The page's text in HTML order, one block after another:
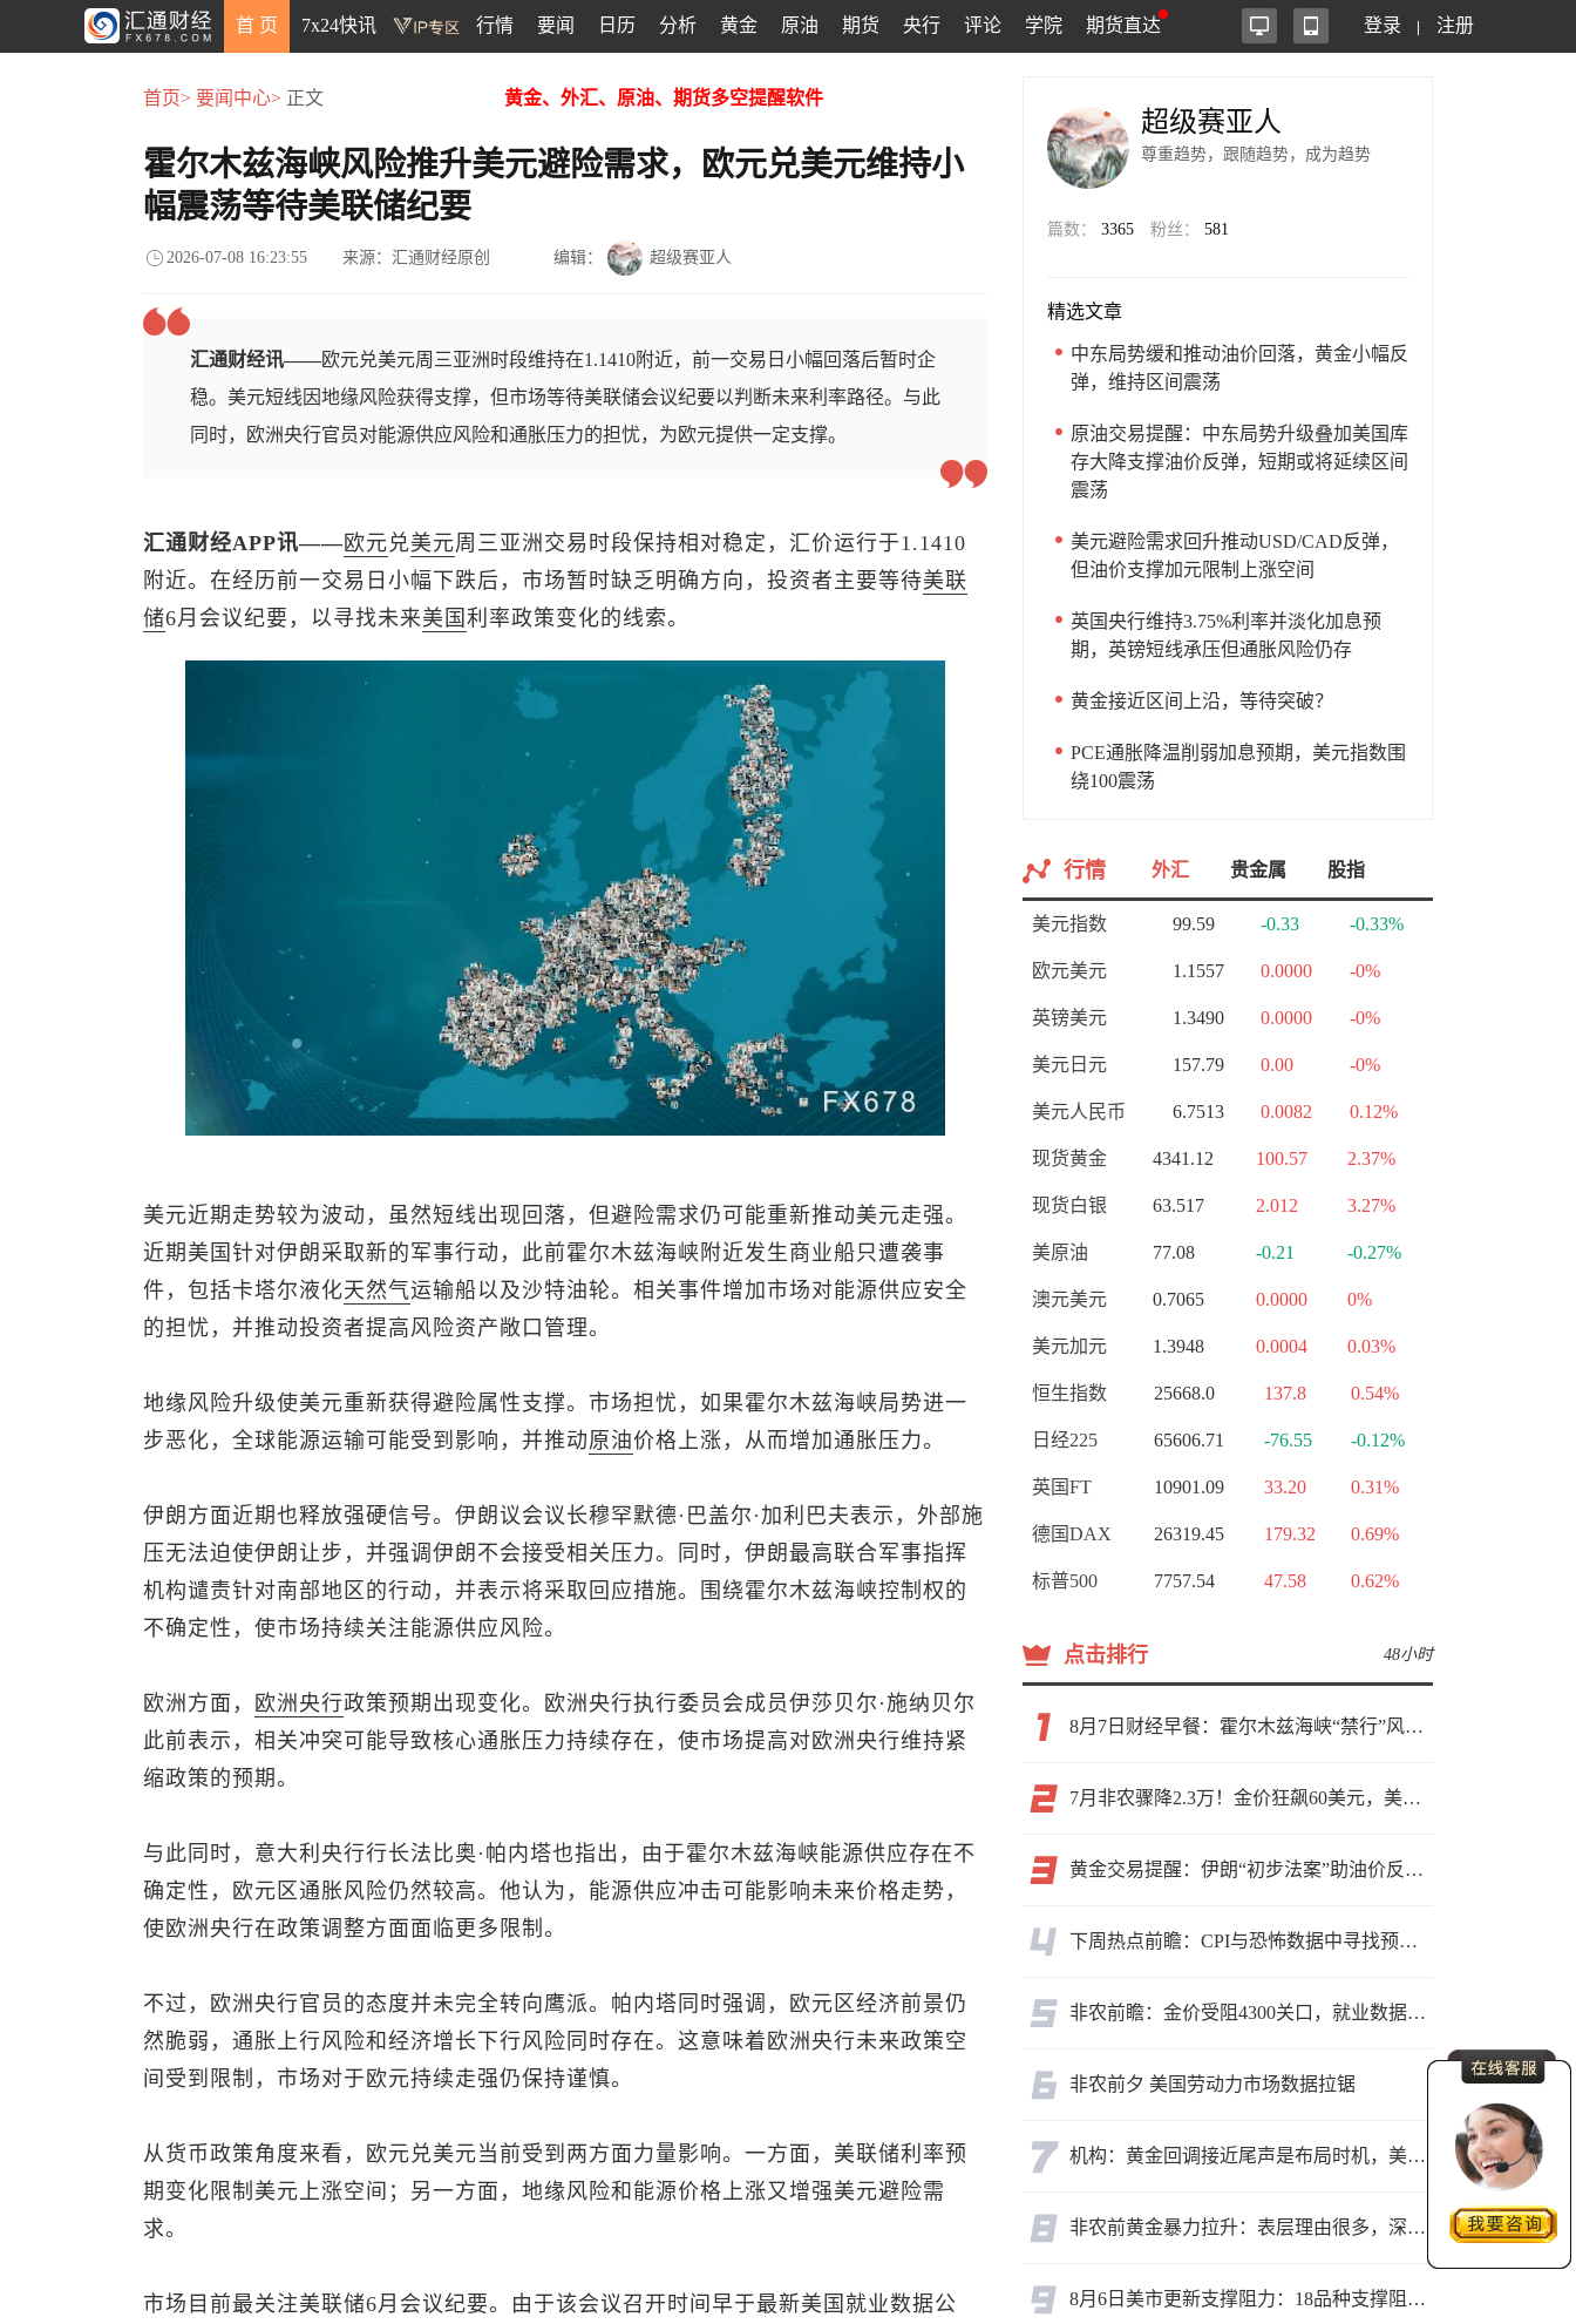
首 页 7x24快讯 行情 要闻 日历 分析 黄金 原油 期货 央行 评论 学院 期货直达 登录 注册
首页> 要闻中心> 正文 黄金、外汇、原油、期货多空提醒软件
霍尔木兹海峡风险推升美元避险需求，欧元兑美元维持小
幅震荡等待美联储纪要
2026-07-08 16:23:55 来源：汇通财经原创 编辑： 超级赛亚人
汇通财经讯——欧元兑美元周三亚洲时段维持在1.1410附近，前一交易日小幅回落后暂时企
稳。美元短线因地缘风险获得支撑，但市场等待美联储会议纪要以判断未来利率路径。与此
同时，欧洲央行官员对能源供应风险和通胀压力的担忧，为欧元提供一定支撑。
汇通财经APP讯——欧元兑美元周三亚洲交易时段保持相对稳定，汇价运行于1.1410
附近。在经历前一交易日小幅下跌后，市场暂时缺乏明确方向，投资者主要等待美联
储6月会议纪要，以寻找未来美国 利率政策变化的线索。
美元近期走势较为波动，虽然短线出现回落，但避险需求仍可能重新推动美元走强。
近期美国针对伊朗采取新的军事行动，此前霍尔木兹海峡附近发生商业船只遭袭事
件，包括卡塔尔液化天然气运输船以及沙特油轮。相关事件增加市场对能源供应安全
的担忧，并推动投资者提高风险资产敞口管理。
地缘风险升级使美元重新获得避险属性支撑。市场担忧，如果霍尔木兹海峡局势进一
步恶化，全球能源运输可能受到影响，并推动原油价格上涨，从而增加通胀压力。
伊朗方面近期也释放强硬信号。伊朗议会议长穆罕默德·巴盖尔·加利巴夫表示，外部施
压无法迫使伊朗让步，并强调伊朗不会接受相关压力。同时，伊朗最高联合军事指挥
机构谴责针对南部地区的行动，并表示将采取回应措施。围绕霍尔木兹海峡控制权的
不确定性，使市场持续关注能源供应风险。
欧洲方面， 欧洲央行政策预期出现变化。欧洲央行执行委员会成员伊莎贝尔·施纳贝尔
此前表示，相关冲突可能导致核心通胀压力持续存在，使市场提高对欧洲央行维持紧
缩政策的预期。
与此同时，意大利央行行长法比奥·帕内塔也指出，由于霍尔木兹海峡能源供应存在不
确定性，欧元区通胀风险仍然较高。他认为，能源供应冲击可能影响未来价格走势，
使欧洲央行在政策调整方面面临更多限制。
不过，欧洲央行官员的态度并未完全转向鹰派。帕内塔同时强调，欧元区经济前景仍
然脆弱，通胀上行风险和经济增长下行风险同时存在。这意味着欧洲央行未来政策空
间受到限制，市场对于欧元持续走强仍保持谨慎。
从货币政策角度来看， 欧元兑美元当前受到两方面力量影响。一方面，美联储利率预
期变化限制美元上涨空间；另一方面，地缘风险和能源价格上涨又增强美元避险需
求。
市场目前最关注美联储6月会议纪要。由于该会议召开时间早于最新美国就业数据公
超级赛亚人
尊重趋势，跟随趋势，成为趋势
篇数： 3365 粉丝： 581
精选文章
中东局势缓和推动油价回落，黄金小幅反
弹，维持区间震荡
原油交易提醒：中东局势升级叠加美国库
存大降支撑油价反弹，短期或将延续区间
震荡
美元避险需求回升推动USD/CAD反弹，
但油价支撑加元限制上涨空间
英国央行维持3.75%利率并淡化加息预
期，英镑短线承压但通胀风险仍存
黄金接近区间上沿，等待突破？
PCE通胀降温削弱加息预期，美元指数围
绕100震荡
行情 外汇 贵金属 股指
美元指数 99.59 -0.33 -0.33%
欧元美元 1.1557 0.0000 -0%
英镑美元 1.3490 0.0000 -0%
美元日元 157.79 0.00 -0%
美元人民币 6.7513 0.0082 0.12%
现货黄金 4341.12 100.57 2.37%
现货白银 63.517 2.012 3.27%
美原油 77.08 -0.21 -0.27%
澳元美元 0.7065 0.0000 0%
美元加元 1.3948 0.0004 0.03%
恒生指数 25668.0 137.8 0.54%
日经225 65606.71 -76.55 -0.12%
英国FT 10901.09 33.20 0.31%
德国DAX 26319.45 179.32 0.69%
标普500 7757.54 47.58 0.62%
点击排行 48小时
8月7日财经早餐：霍尔木兹海峡“禁行”风波再起，油价急涨金价承压，非农夜市场博弈加剧
7月非农骤降2.3万！金价狂飙60美元，美联储9月加息预期瞬间崩塌
黄金交易提醒：伊朗“初步法案”助油价反弹逾3%，金价小幅承压，非农重磅来袭！
下周热点前瞻：CPI与恐怖数据中寻找预期差
非农前瞻：金价受阻4300关口，就业数据是“火上浇油”还是“釜底抽薪”？
非农前夕 美国劳动力市场数据拉锯
机构：黄金回调接近尾声是布局时机，美元后市或走弱转为利多因素
非农前黄金暴力拉升：表层理由很多，深层逻辑却让人困惑
8月6日美市更新支撑阻力：18品种支撑阻力(金银铂钯原油天然气铜及十大货币对)